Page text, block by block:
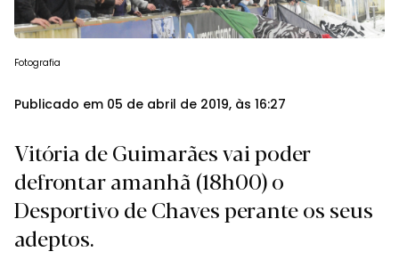
Fotografia
Publicado em 05 de abril de 2019, às 16:27
Vitória de Guimarães vai poder
defrontar amanhã (18h00) o
Desportivo de Chaves perante os seus
adeptos.